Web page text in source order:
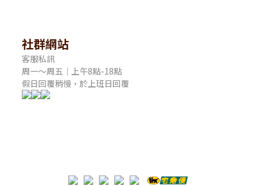
社群網站
客服私訊
周一～周五｜上午8點-18點
假日回覆稍慢，於上班日回覆